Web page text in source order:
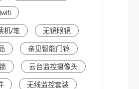
机/笔 无镜眼镜
亲见智能门铃
云台监控摄像头
无线监控套装